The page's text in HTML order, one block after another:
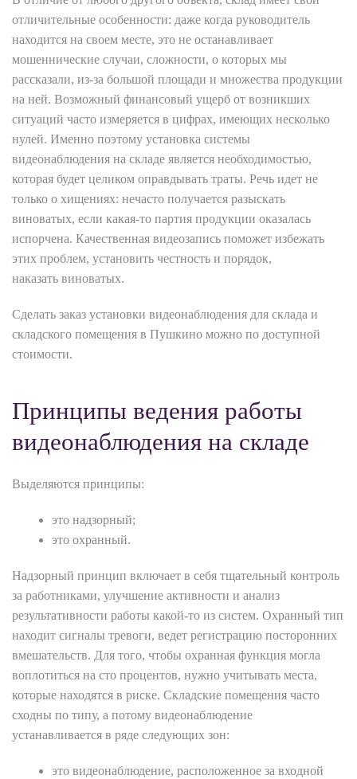
отличительные особенности: даже когда руководитель
находится на своем месте, это не останавливает
мошеннические случаи, сложности, о которых мы
рассказали, из-за большой площади и множества продукции
на ней. Возможный финансовый ущерб от возникших
ситуаций часто измеряется в цифрах, имеющих несколько
нулей. Именно поэтому установка системы
видеонаблюдения на складе является необходимостью,
которая будет целиком оправдывать траты. Речь идет не
только о хищениях: нечасто получается разыскать
виноватых, если какая-то партия продукции оказалась
испорчена. Качественная видеозапись поможет избежать
этих проблем, установить честность и порядок,
наказать виноватых.
Сделать заказ установки видеонаблюдения для склада и
складского помещения в Пушкино можно по доступной
стоимости.
Принципы ведения работы
видеонаблюдения на складе
Выделяются принципы:
это надзорный;
это охранный.
Надзорный принцип включает в себя тщательный контроль
за работниками, улучшение активности и анализ
результативности работы какой-то из систем. Охранный тип
находит сигналы тревоги, ведет регистрацию посторонних
вмешательств. Для того, чтобы охранная функция могла
воплотиться на сто процентов, нужно учитывать места,
которые находятся в риске. Складские помещения часто
сходны по типу, а потому видеонаблюдение
устанавливается в ряде следующих зон:
это видеонаблюдение, расположенное за входной